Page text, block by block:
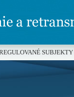
SUBJEKTY